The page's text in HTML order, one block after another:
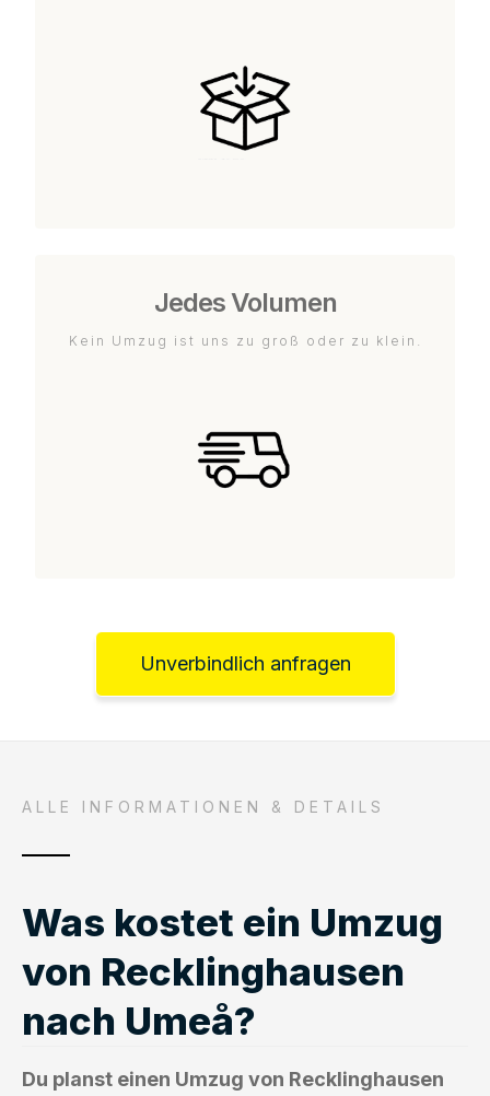
Jedes Volumen
Kein Umzug ist uns zu groß oder zu klein.
Unverbindlich anfragen
ALLE INFORMATIONEN & DETAILS
Was kostet ein Umzug
von Recklinghausen
nach Umeå?
Du planst einen Umzug von Recklinghausen